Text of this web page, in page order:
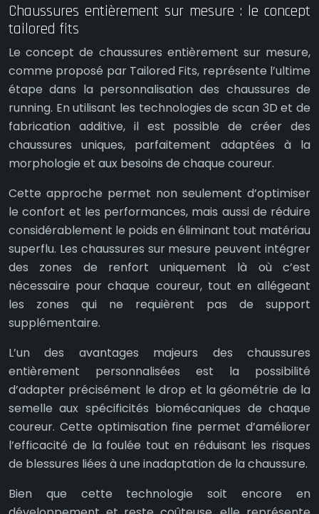
Chaussures entièrement sur mesure : le concept
tailored fits
Le concept de chaussures entièrement sur mesure,
comme proposé par Tailored Fits, représente l’ultime
étape dans la personnalisation des chaussures de
running. En utilisant les technologies de scan 3D et de
fabrication additive, il est possible de créer des
chaussures uniques, parfaitement adaptées à la
morphologie et aux besoins de chaque coureur.
Cette approche permet non seulement d’optimiser
le confort et les performances, mais aussi de réduire
considérablement le poids en éliminant tout matériau
superflu. Les chaussures sur mesure peuvent intégrer
des zones de renfort uniquement là où c’est
nécessaire pour chaque coureur, tout en allégeant
les zones qui ne requièrent pas de support
supplémentaire.
L’un des avantages majeurs des chaussures
entièrement personnalisées est la possibilité
d’adapter précisément le drop et la géométrie de la
semelle aux spécificités biomécaniques de chaque
coureur. Cette optimisation fine permet d’améliorer
l’efficacité de la foulée tout en réduisant les risques
de blessures liées à une inadaptation de la chaussure.
Bien que cette technologie soit encore en